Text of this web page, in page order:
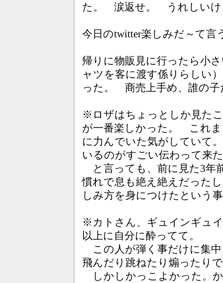
た。 涙返せ。 うれしいけ
今日のtwitter楽しみだ～て言
帰りに物販見に行ったら小
ャツを客に渡す係りらしい
った。 商売上手め、誰の子
※ロザはちょっとしか見た
が一番楽しかった。 これ
に力んでいた気がしていて
いるのがすごい伝わって来
と言っても、前に見た3年
慣れで息も絶え絶えだった
しみ方を身につけたという
※カトさん、ギュインギュ
以上に自分に酔ってて。
この人が弾く事だけに集
飛んだり跳ねたり煽った
しかしかっこよかった。